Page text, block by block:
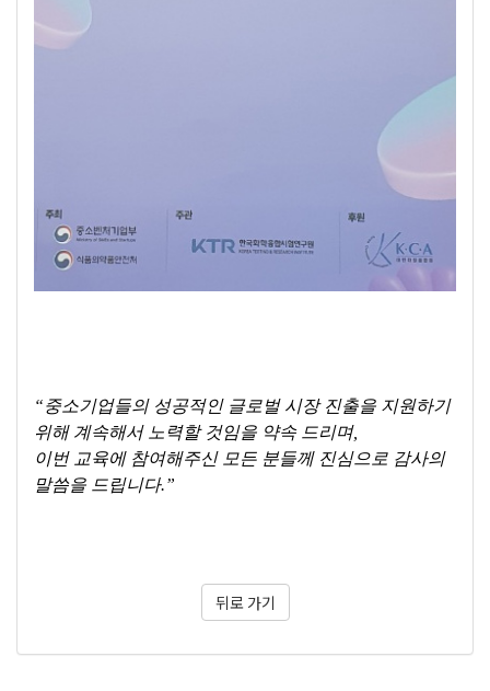
“중소기업들의 성공적인 글로벌 시장 진출을 지원하기
위해 계속해서 노력할 것임을 약속 드리며,
이번 교육에 참여해주신 모든 분들께 진심으로 감사의
말씀을 드립니다.”
뒤로 가기